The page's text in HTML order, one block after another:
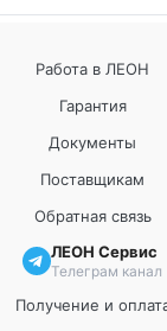
Работа в ЛЕОН
Гарантия
Документы
Поставщикам
Обратная связь
ЛЕОН Сервис
Телеграм канал
Получение и